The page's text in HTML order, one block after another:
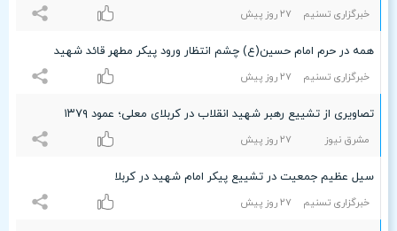
خبرگزاری تسنیم ۲۷ روز پیش
همه در حرم امام حسین(ع) چشم انتظار ورود پیکر مطهر قائد شهید
خبرگزاری تسنیم ۲۷ روز پیش
تصاویری از تشییع رهبر شهید انقلاب در کربلای معلی؛ عمود ۱۳۷۹
مشرق نیوز ۲۷ روز پیش
سیل عظیم جمعیت در تشییع پیکر امام شهید در کربلا
خبرگزاری تسنیم ۲۷ روز پیش